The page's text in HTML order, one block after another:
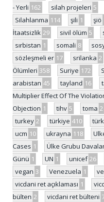
- Yerli 162 silah projeleri 5
Silahlanma 114 şili 1 şiö
İtaatsizlik 29 sivil ölüm 5
sırbistan 1 somali 8
sözleşmeli er 17 srilanka 2
Ölümleri 358 Suriye 172
arabistan 45 tayland 16
Multiplier Effect Of The
Objection 1 tihv 5 toma 2
turkey 2 türkiye 410
ucm 10 ukrayna 118
Cases 1 Ülke Grubu
Günü 1 UN 1 unicef 26
vegan 3 Venezuela 1
vicdani ret açıklaması 1
bülten 2 vicdani ret bülteni